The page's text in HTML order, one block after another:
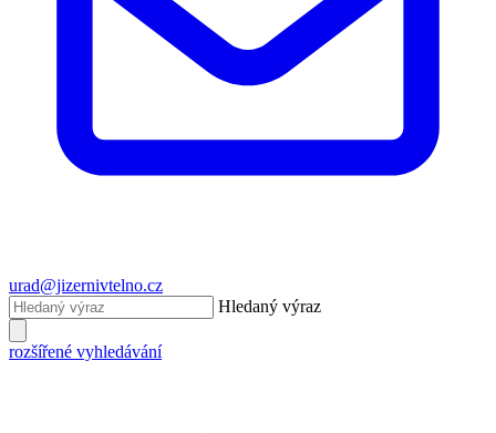
urad@jizernivtelno.cz
Hledaný výraz
rozšířené vyhledávání